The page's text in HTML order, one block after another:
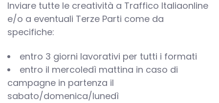
Inviare tutte le creatività a Traffico Italiaonline
e/o a eventuali Terze Parti come da
specifiche:
entro 3 giorni lavorativi per tutti i formati
entro il mercoledì mattina in caso di
campagne in partenza il
sabato/domenica/lunedì